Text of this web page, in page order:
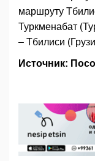
маршруту
Туркменабат
– Тбилиси
Источник: